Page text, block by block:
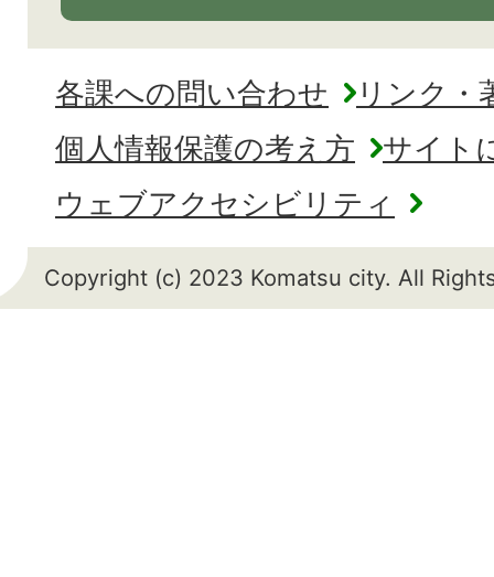
各課への問い合わせ
リンク・
個人情報保護の考え方
サイト
ウェブアクセシビリティ
Copyright (c) 2023 Komatsu city. All